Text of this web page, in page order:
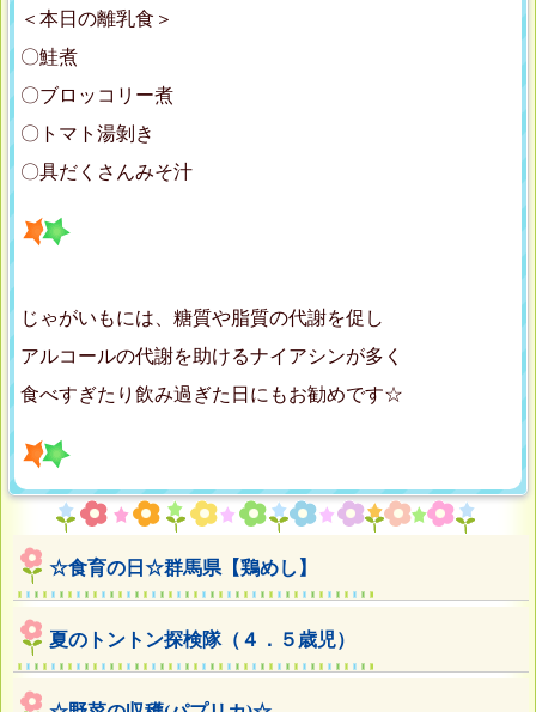
＜本日の離乳食＞
〇鮭煮
〇ブロッコリー煮
〇トマト湯剝き
〇具だくさんみそ汁
じゃがいもには、糖質や脂質の代謝を促し
アルコールの代謝を助けるナイアシンが多く
食べすぎたり飲み過ぎた日にもお勧めです☆
☆食育の日☆群馬県【鶏めし】
夏のトントン探検隊（４．５歳児）